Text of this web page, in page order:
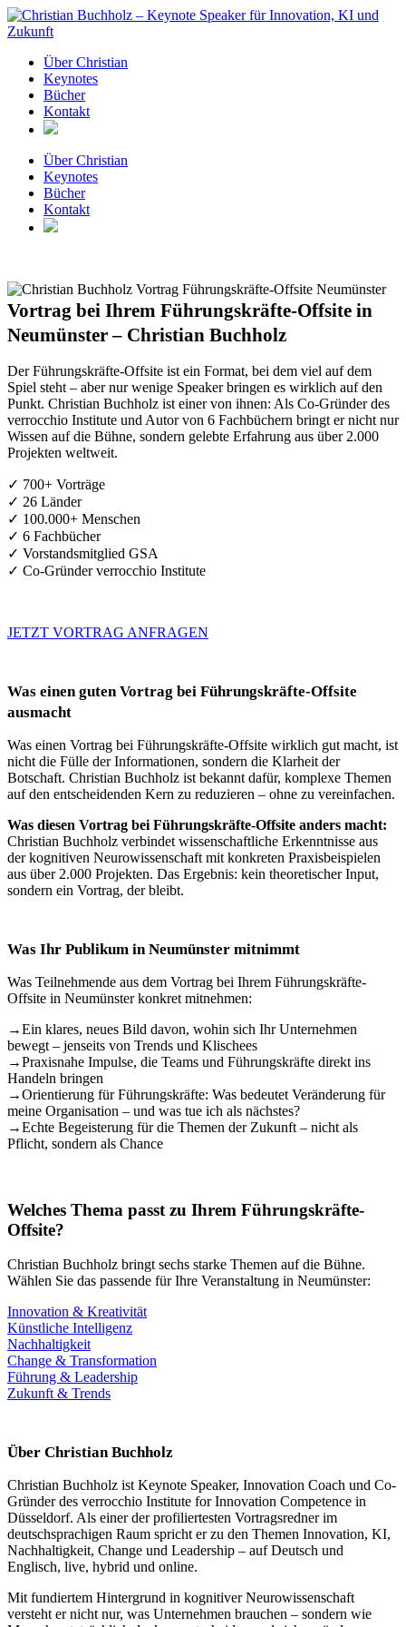
Zum
Inhalt
Über Christian
Keynotes
Bücher
Kontakt
Über Christian
Keynotes
Bücher
Kontakt
Vortrag bei Ihrem Führungskräfte-Offsite in
Neumünster – Christian Buchholz
Der Führungskräfte-Offsite ist ein Format, bei dem viel auf dem
Spiel steht – aber nur wenige Speaker bringen es wirklich auf den
Punkt. Christian Buchholz ist einer von ihnen: Als Co-Gründer des
verrocchio Institute und Autor von 6 Fachbüchern bringt er nicht nur
Wissen auf die Bühne, sondern gelebte Erfahrung aus über 2.000
Projekten weltweit.
✓ 700+ Vorträge
✓ 26 Länder
✓ 100.000+ Menschen
✓ 6 Fachbücher
✓ Vorstandsmitglied GSA
✓ Co-Gründer verrocchio Institute
JETZT VORTRAG ANFRAGEN
Was einen guten Vortrag bei Führungskräfte-Offsite
ausmacht
Was einen Vortrag bei Führungskräfte-Offsite wirklich gut macht, ist
nicht die Fülle der Informationen, sondern die Klarheit der
Botschaft. Christian Buchholz ist bekannt dafür, komplexe Themen
auf den entscheidenden Kern zu reduzieren – ohne zu vereinfachen.
Was diesen Vortrag bei Führungskräfte-Offsite anders macht:
Christian Buchholz verbindet wissenschaftliche Erkenntnisse aus
der kognitiven Neurowissenschaft mit konkreten Praxisbeispielen
aus über 2.000 Projekten. Das Ergebnis: kein theoretischer Input,
sondern ein Vortrag, der bleibt.
Was Ihr Publikum in Neumünster mitnimmt
Was Teilnehmende aus dem Vortrag bei Ihrem Führungskräfte-
Offsite in Neumünster konkret mitnehmen:
→Ein klares, neues Bild davon, wohin sich Ihr Unternehmen
bewegt – jenseits von Trends und Klischees
→Praxisnahe Impulse, die Teams und Führungskräfte direkt ins
Handeln bringen
→Orientierung für Führungskräfte: Was bedeutet Veränderung für
meine Organisation – und was tue ich als nächstes?
→Echte Begeisterung für die Themen der Zukunft – nicht als
Pflicht, sondern als Chance
Welches Thema passt zu Ihrem Führungskräfte-
Offsite?
Christian Buchholz bringt sechs starke Themen auf die Bühne.
Wählen Sie das passende für Ihre Veranstaltung in Neumünster:
Innovation & Kreativität
Künstliche Intelligenz
Nachhaltigkeit
Change & Transformation
Führung & Leadership
Zukunft & Trends
Über Christian Buchholz
Christian Buchholz ist Keynote Speaker, Innovation Coach und Co-
Gründer des verrocchio Institute for Innovation Competence in
Düsseldorf. Als einer der profiliertesten Vortragsredner im
deutschsprachigen Raum spricht er zu den Themen Innovation, KI,
Nachhaltigkeit, Change und Leadership – auf Deutsch und
Englisch, live, hybrid und online.
Mit fundiertem Hintergrund in kognitiver Neurowissenschaft
versteht er nicht nur, was Unternehmen brauchen – sondern wie